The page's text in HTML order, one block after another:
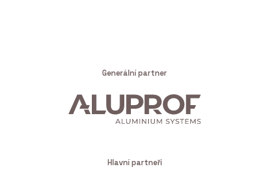
Generální partner
Hlavní partneři